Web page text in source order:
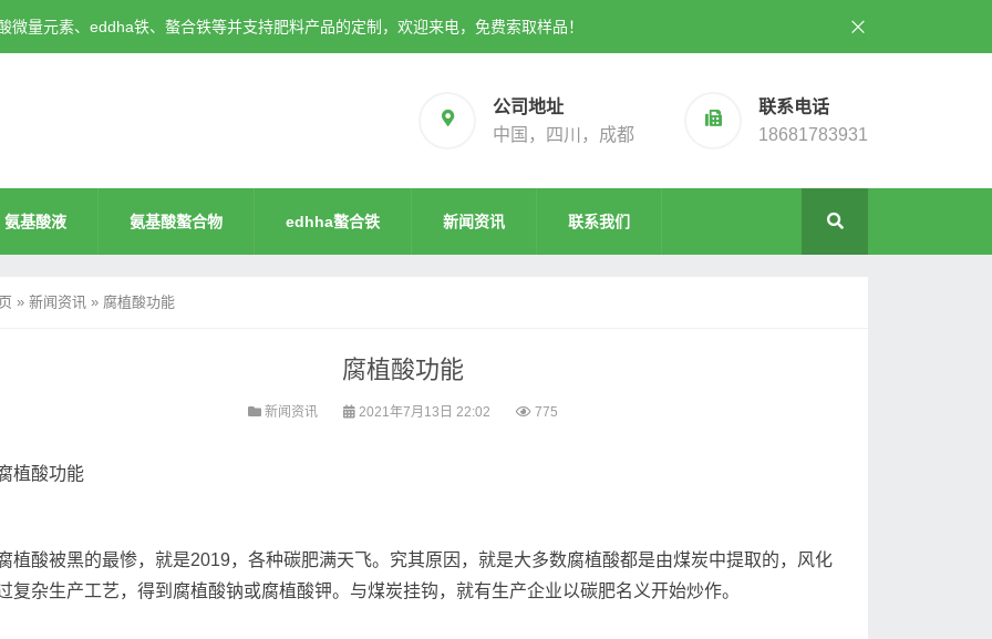
量元素、eddha铁、螯合铁等并支持肥料产品的定制，欢迎来电，免费索取样品！
公司地址
中国，四川，成都
联系电话
18681783931
氨基酸液 氨基酸螯合物 edhha螯合铁 新闻资讯 联系我们
» 新闻资讯 » 腐植酸功能
腐植酸功能
新闻资讯 2021年7月13日 22:02 775
植酸功能
植酸被黑的最惨，就是2019，各种碳肥满天飞。究其原因，就是大多数腐植酸都是由煤炭中提取的，风化
复杂生产工艺，得到腐植酸钠或腐植酸钾。与煤炭挂钩，就有生产企业以碳肥名义开始炒作。